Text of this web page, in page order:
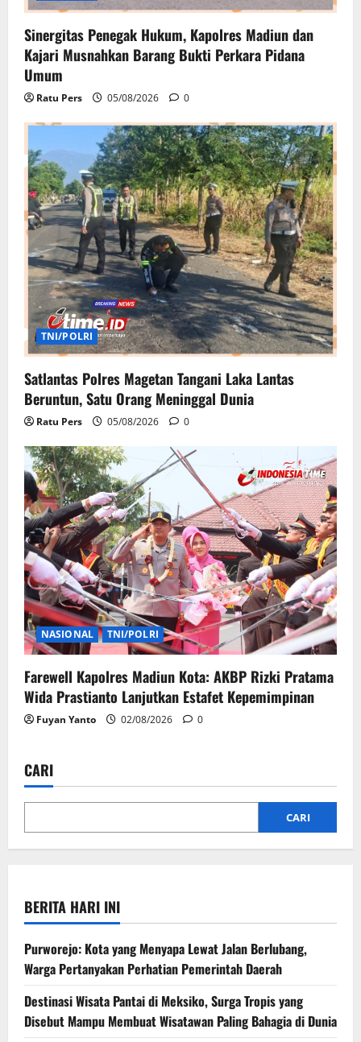
Sinergitas Penegak Hukum, Kapolres Madiun dan
Kajari Musnahkan Barang Bukti Perkara Pidana
Umum
Ratu Pers 05/08/2026 0
TNI/POLRI
Satlantas Polres Magetan Tangani Laka Lantas
Beruntun, Satu Orang Meninggal Dunia
Ratu Pers 05/08/2026 0
NASIONAL TNI/POLRI
Farewell Kapolres Madiun Kota: AKBP Rizki Pratama
Wida Prastianto Lanjutkan Estafet Kepemimpinan
Fuyan Yanto 02/08/2026 0
CARI
CARI
BERITA HARI INI
Purworejo: Kota yang Menyapa Lewat Jalan Berlubang,
Warga Pertanyakan Perhatian Pemerintah Daerah
Destinasi Wisata Pantai di Meksiko, Surga Tropis yang
Disebut Mampu Membuat Wisatawan Paling Bahagia di Dunia